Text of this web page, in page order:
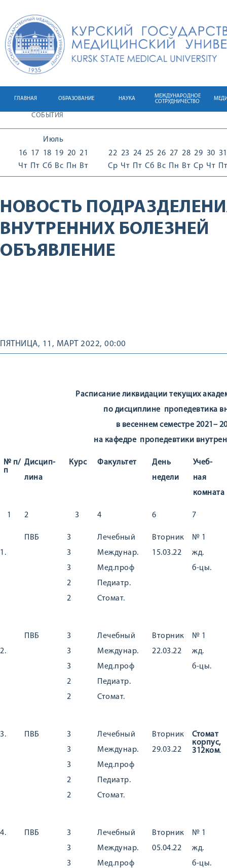
ГЛАВНАЯ ОБРАЗОВАНИЕ НАУКА
МЕЖДУНАРОДНОЕ
СОТРУДНИЧЕСТВО
СОБЫТИЯ
Июль
16
Чт
17
Пт
18
Сб
19
Вс
20
Пн
21
Вт
22
Ср
23
Чт
24
Пт
25
Сб
26
Вс
27
Пн
28
Вт
29
Ср
30
Чт
31
Пт
НОВОСТЬ
ВНУТРЕННИХ БОЛЕЗНЕЙ
ОБЪЯВЛЕНИЕ
ПЯТНИЦА, 11, МАРТ 2022, 00:00
Расписание ликвидации текущих
по дисциплине пропедевтика
в весеннем семестре 2021–
на кафедре пропедевтики
№ п/
п
Дисцип-
лина
Курс Факультет
День
недели
Учеб-
ная
комната
1 2 3 4 6 7
1.
ПВБ
3
3
3
2
2
Лечебный
Междунар.
Мед.проф
Педиатр.
Стомат.
Вторник
15.03.22
№ 1
жд.
б-цы.
2.
ПВБ
3
3
3
2
2
Лечебный
Междунар.
Мед.проф
Педиатр.
Стомат.
Вторник
22.03.22
№ 1
жд.
б-цы.
3. ПВБ
3
3
3
2
2
Лечебный
Междунар.
Мед.проф
Педиатр.
Стомат.
Вторник
29.03.22
Стомат
корпус,
312ком.
4. ПВБ
3
3
3
Лечебный
Междунар.
Мед.проф
Вторник
05.04.22
№ 1
жд.
б-цы.